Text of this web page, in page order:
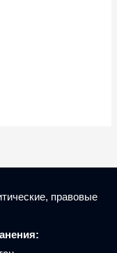
правовые